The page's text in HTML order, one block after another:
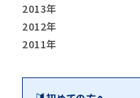
2013年
2012年
2011年